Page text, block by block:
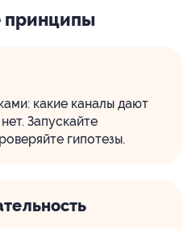
какие каналы дают
Запускайте
гипотезы.